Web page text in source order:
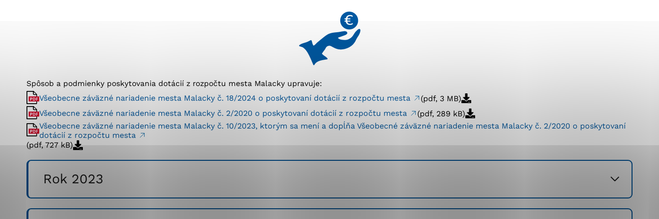
Spôsob a podmienky poskytovania dotácií z rozpočtu mesta Malacky upravuje:
Všeobecne záväzné nariadenie mesta Malacky č. 18/2024 o poskytovaní dotácií z rozpočtu mesta
(pdf, 3 MB)
Všeobecne záväzné nariadenie mesta Malacky č. 2/2020 o poskytovaní dotácií z rozpočtu mesta
(pdf, 289 kB)
Všeobecne záväzné nariadenie mesta Malacky č. 10/2023, ktorým sa mení a dopĺňa Všeobecné záväzné nariadenie mesta Malacky č. 2/2020 o poskytovaní
dotácií z rozpočtu mesta
(pdf, 727 kB)
Rok 2023
Technické súbory cookie sú pre prevádzku nevyhnutné a pomáhajú urobiť webové stránky uplatniteľnými
tým, že umožňujú základné funkcie, ako je navigácia na stránke a prístup k zabezpečeným oblastiam webovej
stránky. Bez týchto súborov cookie nemôže web správne fungovať.
Analytické cookies
Analytické cookies pomáhajú prevádzkovateľovi stránok pochopiť, ako návštevníci stránok stránku používajú,
aby mohol stránky optimalizovať a ponúknuť im lepšiu skúsenosť. Všetky dáta sa zbierajú anonymne a nie je
možné ich spojiť s konkrétnou osobou.